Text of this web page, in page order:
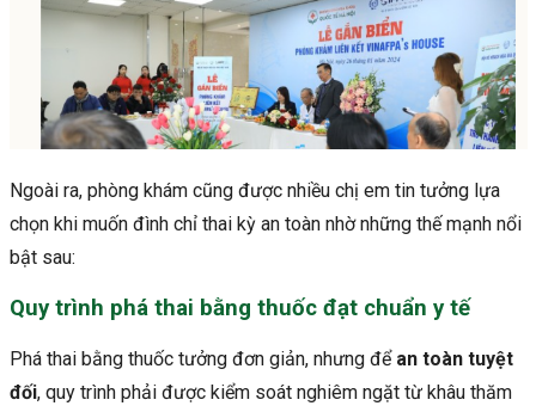
Ngoài ra, phòng khám cũng được nhiều chị em tin tưởng lựa
chọn khi muốn đình chỉ thai kỳ an toàn nhờ những thế mạnh nổi
bật sau:
Quy trình phá thai bằng thuốc đạt chuẩn y tế
Phá thai bằng thuốc tưởng đơn giản, nhưng để an toàn tuyệt
đối, quy trình phải được kiểm soát nghiêm ngặt từ khâu thăm